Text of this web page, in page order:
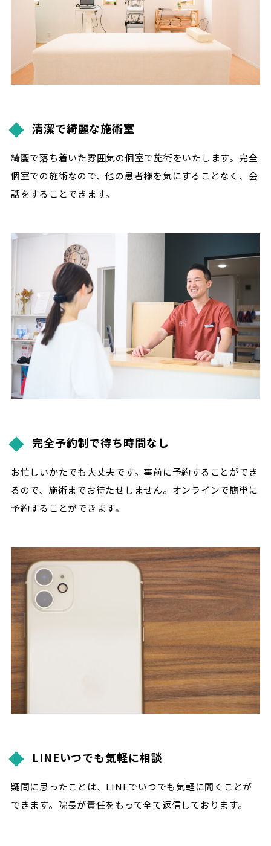
清潔で綺麗な施術室
綺麗で落ち着いた雰囲気の個室で施術をいたします。完全
個室での施術なので、他の患者様を気にすることなく、会
話をすることできます。
完全予約制で待ち時間なし
お忙しいかたでも大丈夫です。事前に予約することができ
るので、施術までお待たせしません。オンラインで簡単に
予約することができます。
LINEいつでも気軽に相談
疑問に思ったことは、LINEでいつでも気軽に聞くことが
できます。院長が責任をもって全て返信しております。